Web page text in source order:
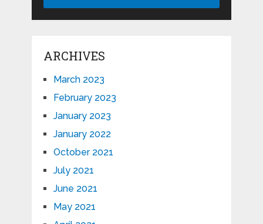
ARCHIVES
March 2023
February 2023
January 2023
January 2022
October 2021
July 2021
June 2021
May 2021